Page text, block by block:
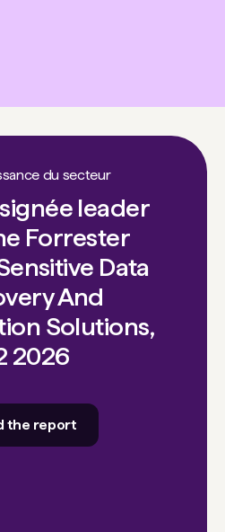
du secteur
leader
Forrester
Data
And
Solutions,
2026
the report